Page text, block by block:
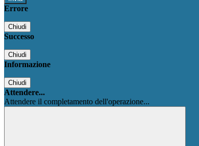
Errore
Chiudi
Successo
Chiudi
Informazione
Chiudi
Attendere...
Attendere il completamento dell'operazione...